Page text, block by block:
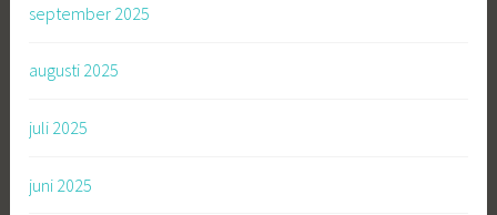
september 2025
augusti 2025
juli 2025
juni 2025